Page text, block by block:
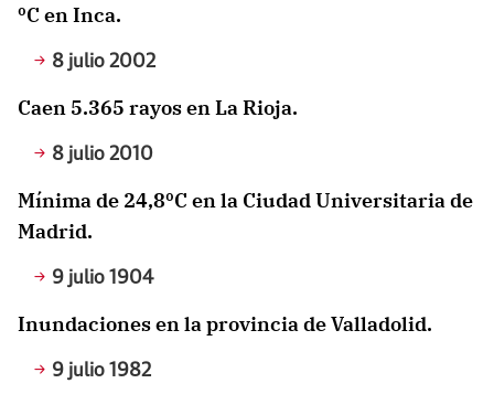
ºC en Inca.
8 julio 2002
Caen 5.365 rayos en La Rioja.
8 julio 2010
Mínima de 24,8ºC en la Ciudad Universitaria de
Madrid.
9 julio 1904
Inundaciones en la provincia de Valladolid.
9 julio 1982